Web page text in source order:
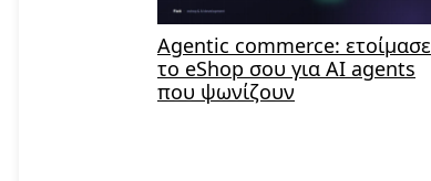
Agentic commerce: ετοίμασε
το eShop σου για AI agents
που ψωνίζουν